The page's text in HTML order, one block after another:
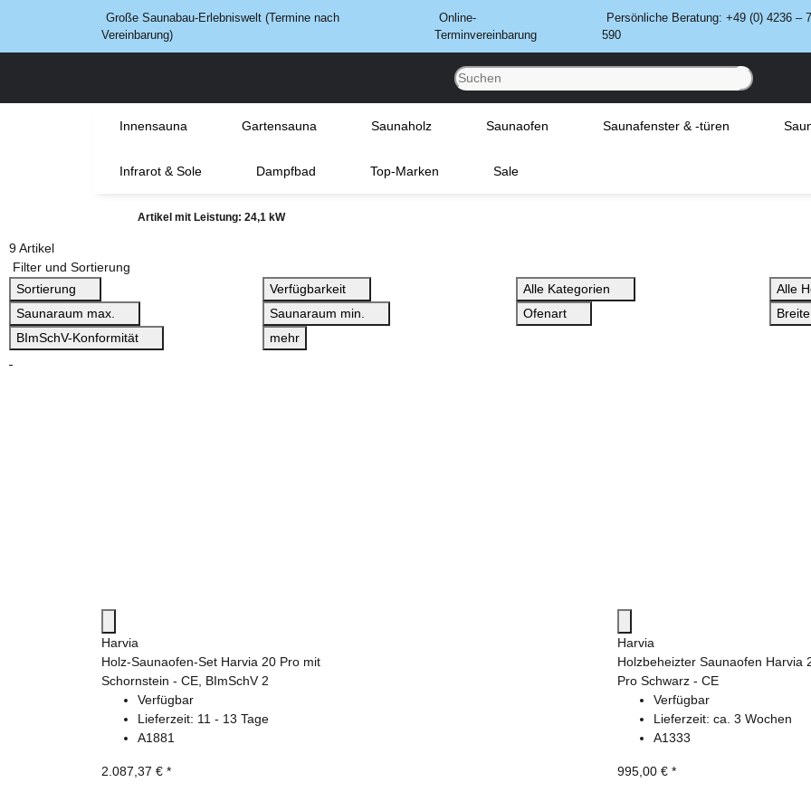
Große Saunabau-Erlebniswelt (Termine nach
Vereinbarung)
Online-
Terminvereinbarung
Persönliche Beratung: +49 (0) 4236 –
590
Innensauna Gartensauna Saunaholz Saunaofen Saunafenster & -türen
Infrarot & Sole Dampfbad Top-Marken Sale
Artikel mit Leistung: 24,1 kW
9 Artikel
Filter und Sortierung
Sortierung
Verfügbarkeit Alle Kategorien
Alle
Saunaraum max.
Saunaraum min. Ofenart
Breite
BImSchV-Konformität
mehr
Harvia
Holz-Saunaofen-Set Harvia 20 Pro mit
Schornstein - CE, BImSchV 2
Verfügbar
Lieferzeit: 11 - 13 Tage
A1881
2.087,37 € *
Harvia
Holzbeheizter Saunaofen Harvia
Pro Schwarz - CE
Verfügbar
Lieferzeit: ca. 3 Wochen
A1333
995,00 € *